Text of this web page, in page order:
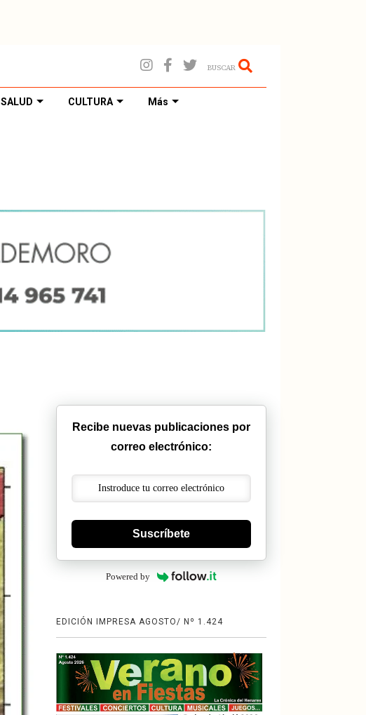
BUSCAR
SALUD CULTURA Más
Recibe nuevas publicaciones por
correo electrónico:
Suscríbete
Powered by
EDICIÓN IMPRESA AGOSTO/ Nº 1.424